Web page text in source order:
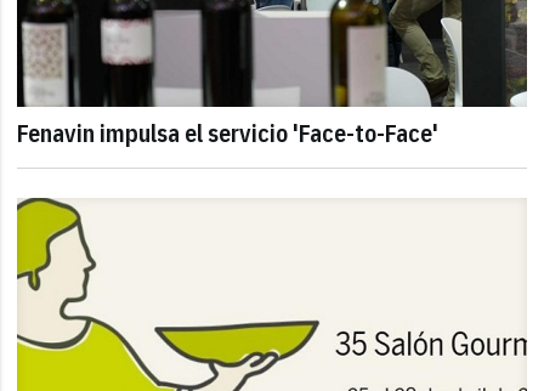
Fenavin impulsa el servicio 'Face-to-Face'